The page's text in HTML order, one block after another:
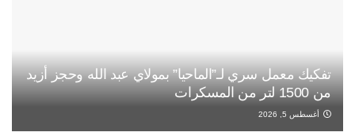
تفكيك معمل سري لـ”الماحيا” بمولاي عبد الله وحجز أزيد
من 1500 لتر من المسكرات
أغسطس 5, 2026